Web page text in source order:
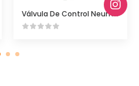
Válvula De Control Neumática Spence